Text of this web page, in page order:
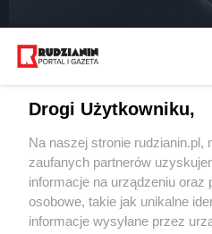
Orzegowskiej w Rudzie
Wydawca mediów
Drogi Użytkowniku,
Na naszej stronie rudzianin.pl,
zaufanych partnerów
informacje na urządzeniu oraz
osobowe, takie jak unikalne
informacje wysyłane przez